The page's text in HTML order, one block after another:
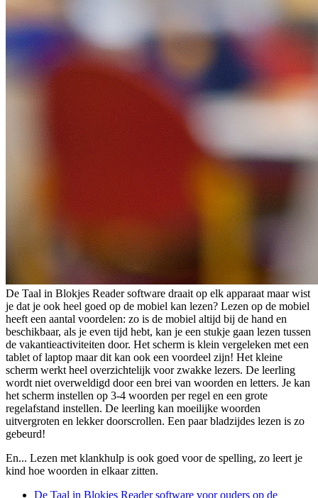
De Taal in Blokjes Reader software draait op elk apparaat maar wist
je dat je ook heel goed op de mobiel kan lezen? Lezen op de mobiel
heeft een aantal voordelen: zo is de mobiel altijd bij de hand en
beschikbaar, als je even tijd hebt, kan je een stukje gaan lezen tussen
de vakantieactiviteiten door. Het scherm is klein vergeleken met een
tablet of laptop maar dit kan ook een voordeel zijn! Het kleine
scherm werkt heel overzichtelijk voor zwakke lezers. De leerling
wordt niet overweldigd door een brei van woorden en letters. Je kan
het scherm instellen op 3-4 woorden per regel en een grote
regelafstand instellen. De leerling kan moeilijke woorden
uitvergroten en lekker doorscrollen. Een paar bladzijdes lezen is zo
gebeurd!
En... Lezen met klankhulp is ook goed voor de spelling, zo leert je
kind hoe woorden in elkaar zitten.
De Taal in Blokjes Reader software voor ouders op de